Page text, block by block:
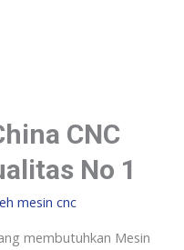
CNC
No 1
mesin cnc
membutuhkan Mesin